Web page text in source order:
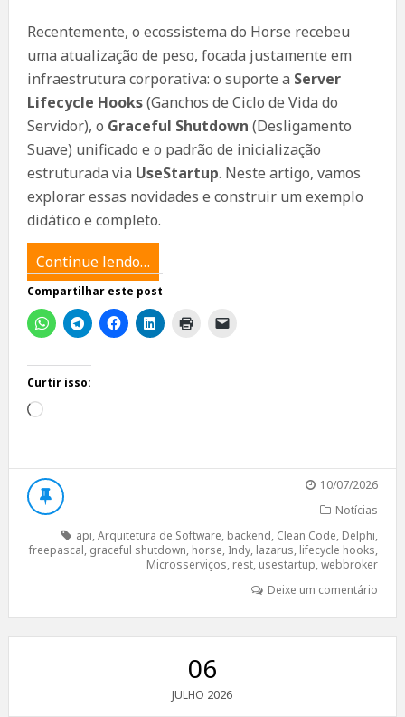
Recentemente, o ecossistema do Horse recebeu
uma atualização de peso, focada justamente em
infraestrutura corporativa: o suporte a Server
Lifecycle Hooks(Ganchos de Ciclo de Vida do
Servidor), o Graceful Shutdown (Desligamento
Suave) unificado e o padrão de inicialização
estruturada via UseStartup. Neste artigo, vamos
explorar essas novidades e construir um exemplo
didático e completo.
Continue lendo…
Compartilhar este post
Curtir isso:
Carregando...
10/07/2026
Notícias
api,Arquitetura de Software, backend, Clean Code, Delphi,
freepascal, graceful shutdown, horse, Indy, lazarus, lifecycle hooks,
Microsserviços, rest, usestartup,webbroker
Deixe um comentário
06
JULHO 2026